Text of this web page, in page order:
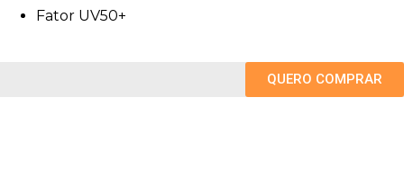
Fator UV50+
QUERO COMPRAR